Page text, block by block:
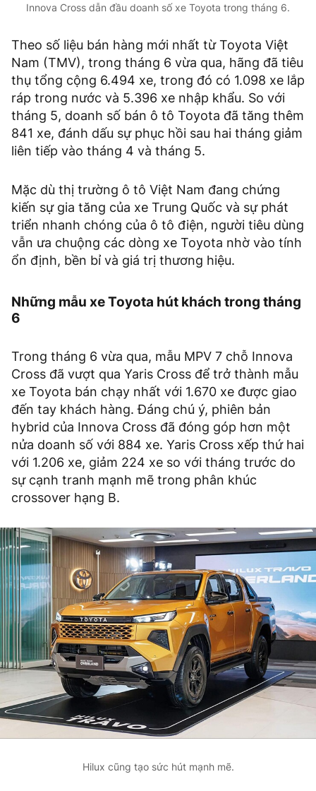
Innova Cross dẫn đầu doanh số xe Toyota trong tháng 6.
Theo số liệu bán hàng mới nhất từ Toyota Việt
Nam (TMV), trong tháng 6 vừa qua, hãng đã tiêu
thụ tổng cộng 6.494 xe, trong đó có 1.098 xe lắp
ráp trong nước và 5.396 xe nhập khẩu. So với
tháng 5, doanh số bán ô tô Toyota đã tăng thêm
841 xe, đánh dấu sự phục hồi sau hai tháng giảm
liên tiếp vào tháng 4 và tháng 5.
Mặc dù thị trường ô tô Việt Nam đang chứng
kiến sự gia tăng của xe Trung Quốc và sự phát
triển nhanh chóng của ô tô điện, người tiêu dùng
vẫn ưa chuộng các dòng xe Toyota nhờ vào tính
ổn định, bền bỉ và giá trị thương hiệu.
Những mẫu xe Toyota hút khách trong tháng
6
Trong tháng 6 vừa qua, mẫu MPV 7 chỗ Innova
Cross đã vượt qua Yaris Cross để trở thành mẫu
xe Toyota bán chạy nhất với 1.670 xe được giao
đến tay khách hàng. Đáng chú ý, phiên bản
hybrid của Innova Cross đã đóng góp hơn một
nửa doanh số với 884 xe. Yaris Cross xếp thứ hai
với 1.206 xe, giảm 224 xe so với tháng trước do
sự cạnh tranh mạnh mẽ trong phân khúc
crossover hạng B.
Hilux cũng tạo sức hút mạnh mẽ.